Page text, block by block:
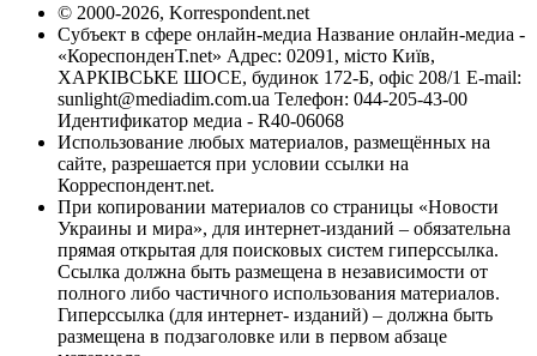
© 2000-2026, Korrespondent.net
Субъект в сфере онлайн-медиа Название онлайн-медиа -
«КореспонденТ.net» Адрес: 02091, місто Київ,
ХАРКІВСЬКЕ ШОСЕ, будинок 172-Б, офіс 208/1 E-mail:
sunlight@mediadim.com.ua Телефон: 044-205-43-00
Идентификатор медиа - R40-06068
Использование любых материалов, размещённых на
сайте, разрешается при условии ссылки на
Корреспондент.net.
При копировании материалов со страницы «Новости
Украины и мира», для интернет-изданий – обязательна
прямая открытая для поисковых систем гиперссылка.
Ссылка должна быть размещена в независимости от
полного либо частичного использования материалов.
Гиперссылка (для интернет- изданий) – должна быть
размещена в подзаголовке или в первом абзаце